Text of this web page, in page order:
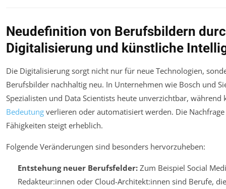
Neudefinition von Berufsbildern
Digitalisierung und künstliche
Die Digitalisierung sorgt nicht nur für neue Technologien,
Berufsbilder nachhaltig neu. In Unternehmen wie Bosch und
Spezialisten und Data Scientists heute unverzichtbar, während
Bedeutung verlieren oder automatisiert werden. Die
Fähigkeiten steigt erheblich.
Folgende Veränderungen sind besonders hervorzuheben:
Entstehung neuer Berufsfelder:Zum Beispiel Social
Redakteur:innen oder Cloud-Architekt:innen sind Berufe,